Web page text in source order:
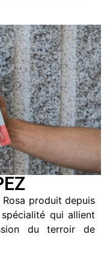
produit depuis
qui allient
du terroir de